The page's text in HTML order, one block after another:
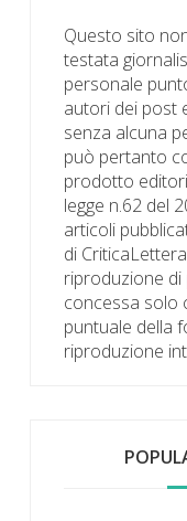
Questo sito
testata
personale
autori dei post
senza alcuna
può pertanto
prodotto
legge n.62 del
articoli
di
riproduzione
concessa solo
puntuale della
riproduzione